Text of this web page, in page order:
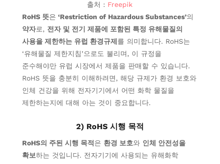
출처 : Freepik
RoHS 뜻은 ‘Restriction of Hazardous Substances’의
약자로, 전자 및 전기 제품에 포함된 특정 유해물질의
사용을 제한하는 유럽 환경규제 를 의미합니다. RoHS는
‘유해물질 제한지침’으로도 불리며, 이 규정을
준수해야만 유럽 시장에서 제품을 판매할 수 있습니다.
RoHS 뜻을 충분히 이해하려면, 해당 규제가환경 보호와
인체 건강을 위해 전자기기에서 어떤 화학 물질을
제한하는지에 대해 아는 것이 중요합니다.
2) RoHS 시행 목적
RoHS의 주된 시행 목적 은 환경 보호와 인체 안전성을
확보하는 것입니다. 전자기기에 사용되는 유해화학